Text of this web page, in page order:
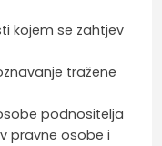
kojem se zahtjev
tražene
podnositelja
pravne osobe i